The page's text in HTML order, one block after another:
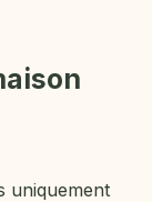
uniquement